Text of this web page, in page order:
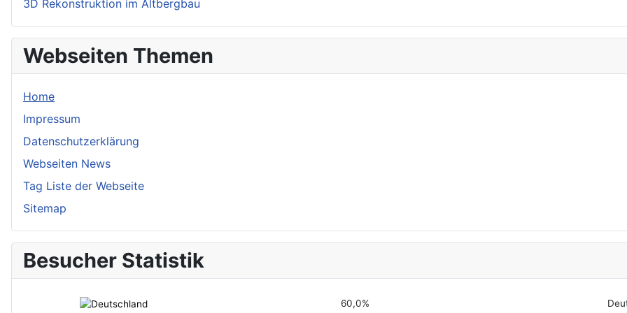
3D Rekonstruktion im Altbergbau
Webseiten Themen
Home
Impressum
Datenschutzerklärung
Webseiten News
Tag Liste der Webseite
Sitemap
Besucher Statistik
60,0%